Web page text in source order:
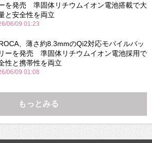
を発売 準固体リチウムイオン電池搭載で大
と安全性を両立
06/09 01:23
、薄さ約8.3mmのQi2対応モバイルバッ
ーを発売 準固体リチウムイオン電池採用で
性と携帯性を両立
06/09 01:08
もっとみる